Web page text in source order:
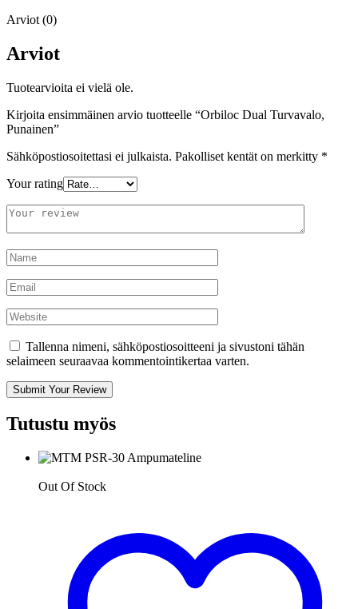
Arviot (0)
Arviot
Tuotearvioita ei vielä ole.
Kirjoita ensimmäinen arvio tuotteelle “Orbiloc Dual Turvavalo,
Punainen”
Sähköpostiosoitettasi ei julkaista. Pakolliset kentät on merkitty *
Your rating
Tallenna nimeni, sähköpostiosoitteeni ja sivustoni tähän
selaimeen seuraavaa kommentointikertaa varten.
Submit Your Review
Tutustu myös
Out Of Stock